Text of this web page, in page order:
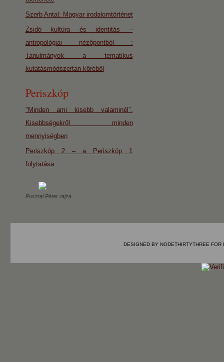
Szerb Antal: Magyar irodalomtörténet
Zsidó kultúra és identitás –
antropológiai nézőpontból :
Tanulmányok a tematikus
kutatásmódszertan köréből
Periszkóp
"Minden ami kisebb valaminél".
Kisebbségekről minden
mennyiségben
Periszkóp 2 – a Periszkóp 1
folytatása
Pusztai Péter rajza
DESIGNED BY NODETHIRTYTHREE FOR